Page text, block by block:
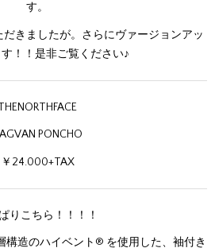
す。
きましたが。さらにヴァージョンアッ
！！是非ご覧ください♪
PONCHO
￥24.000+TAX
りこちら！！！！
構造のハイベント® を使用した、袖付き